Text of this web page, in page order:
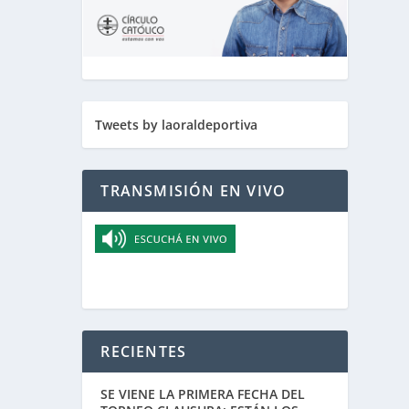
Tweets by laoraldeportiva
TRANSMISIÓN EN VIVO
RECIENTES
SE VIENE LA PRIMERA FECHA DEL